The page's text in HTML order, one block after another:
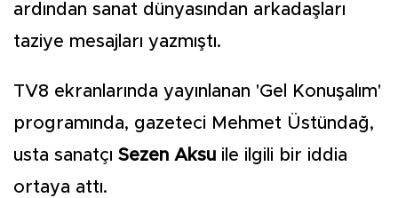
ardından sanat dünyasından arkadaşları
taziye mesajları yazmıştı.
TV8 ekranlarında yayınlanan 'Gel Konuşalım'
programında, gazeteci Mehmet Üstündağ,
usta sanatçı Sezen Aksu ile ilgili bir iddia
ortaya attı.